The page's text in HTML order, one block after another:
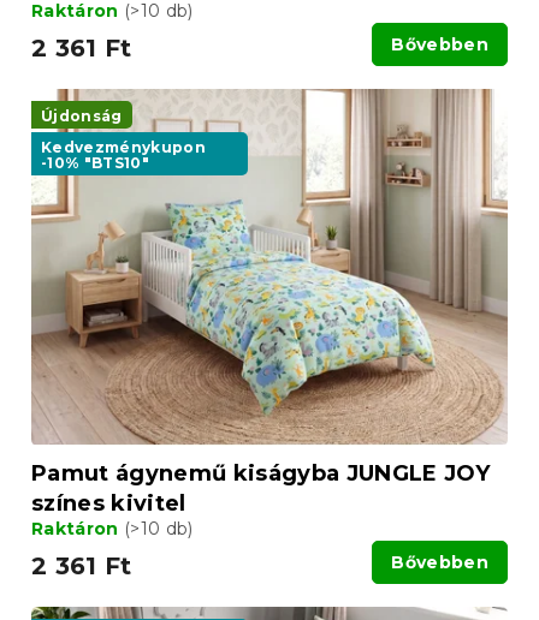
Raktáron (>10 db)
2 361 Ft Bővebben
Újdonság
Kedvezménykupon
-10% "BTS10"
Pamut ágynemű kiságyba JUNGLE JOY
színes kivitel
Raktáron (>10 db)
2 361 Ft Bővebben